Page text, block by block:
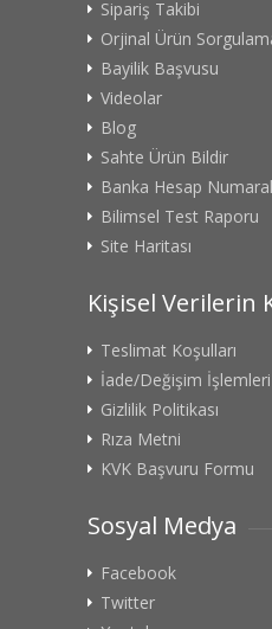
Sipariş Takibi
Orjinal Ürün
Bayilik Başvusu
Videolar
Blog
Sahte Ürün Bildir
Banka Hesap
Bilimsel Test Raporu
Site Haritası
Kişisel Verilerin
Teslimat Koşulları
İade/Değişim İşlemleri
Gizlilik Politikası
Rıza Metni
KVK Başvuru Formu
Sosyal Medya
Facebook
Twitter